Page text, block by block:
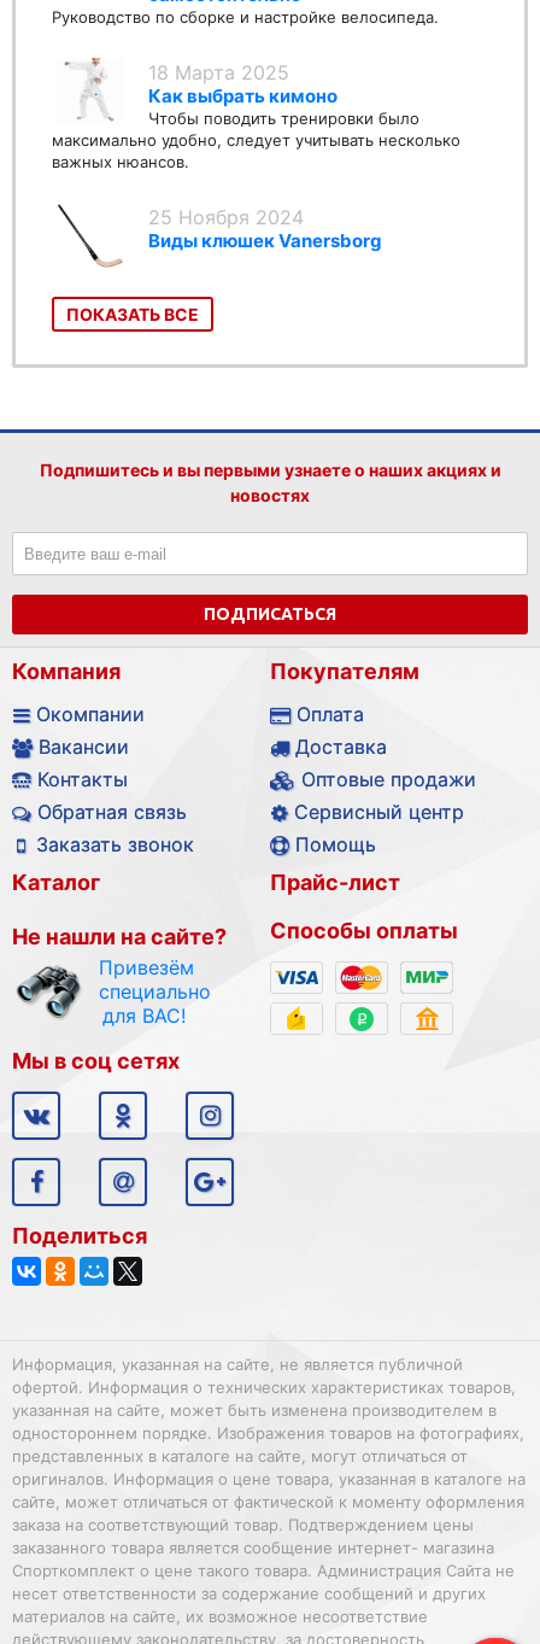
Руководство по сборке и настройке велосипеда.
18 Марта 2025
Как выбрать кимоно
Чтобы поводить тренировки было
максимально удобно, следует учитывать несколько
важных нюансов.
25 Ноября 2024
Виды клюшек Vanersborg
ПОКАЗАТЬ ВСЕ
Подпишитесь и вы первыми узнаете о наших акциях и
новостях
ПОДПИСАТЬСЯ
Компания
Окомпании
Вакансии
Контакты
Обратная связь
Заказать звонок
Покупателям
Оплата
Доставка
Оптовые продажи
Сервисный центр
Помощь
Каталог
Не нашли на сайте?
Привезём
специально
для ВАС!
Прайс-лист
Способы оплаты
Мы в соц сетях
Поделиться
Информация, указанная на сайте, не является публичной
офертой. Информация о технических характеристиках товаров,
указанная на сайте, может быть изменена производителем в
одностороннем порядке. Изображения товаров на фотографиях,
представленных в каталоге на сайте, могут отличаться от
оригиналов. Информация о цене товара, указанная в каталоге на
сайте, может отличаться от фактической к моменту оформления
заказа на соответствующий товар. Подтверждением цены
заказанного товара является сообщение интернет- магазина
Спорткомплект о цене такого товара. Администрация Сайта не
несет ответственности за содержание сообщений и других
материалов на сайте, их возможное несоответствие
действующему законодательству, за достоверность